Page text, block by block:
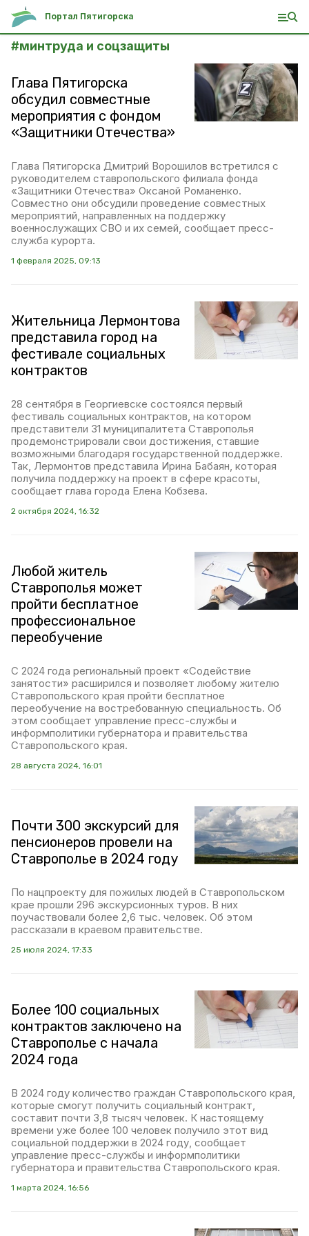
Портал Пятигорска
#минтруда и соцзащиты
Глава Пятигорска
обсудил совместные
мероприятия с фондом
«Защитники Отечества»
Глава Пятигорска Дмитрий Ворошилов встретился с
руководителем ставропольского филиала фонда
«Защитники Отечества» Оксаной Романенко.
Совместно они обсудили проведение совместных
мероприятий, направленных на поддержку
военнослужащих СВО и их семей, сообщает пресс-
служба курорта.
1 февраля 2025, 09:13
Жительница Лермонтова
представила город на
фестивале социальных
контрактов
28 сентября в Георгиевске состоялся первый
фестиваль социальных контрактов, на котором
представители 31 муниципалитета Ставрополья
продемонстрировали свои достижения, ставшие
возможными благодаря государственной поддержке.
Так, Лермонтов представила Ирина Бабаян, которая
получила поддержку на проект в сфере красоты,
сообщает глава города Елена Кобзева.
2 октября 2024, 16:32
Любой житель
Ставрополья может
пройти бесплатное
профессиональное
переобучение
С 2024 года региональный проект «Содействие
занятости» расширился и позволяет любому жителю
Ставропольского края пройти бесплатное
переобучение на востребованную специальность. Об
этом сообщает управление пресс-службы и
информполитики губернатора и правительства
Ставропольского края.
28 августа 2024, 16:01
Почти 300 экскурсий для
пенсионеров провели на
Ставрополье в 2024 году
По нацпроекту для пожилых людей в Ставропольском
крае прошли 296 экскурсионных туров. В них
поучаствовали более 2,6 тыс. человек. Об этом
рассказали в краевом правительстве.
25 июля 2024, 17:33
Более 100 социальных
контрактов заключено на
Ставрополье с начала
2024 года
В 2024 году количество граждан Ставропольского края,
которые смогут получить социальный контракт,
составит почти 3,8 тысяч человек. К настоящему
времени уже более 100 человек получило этот вид
социальной поддержки в 2024 году, сообщает
управление пресс-службы и информполитики
губернатора и правительства Ставропольского края.
1 марта 2024, 16:56